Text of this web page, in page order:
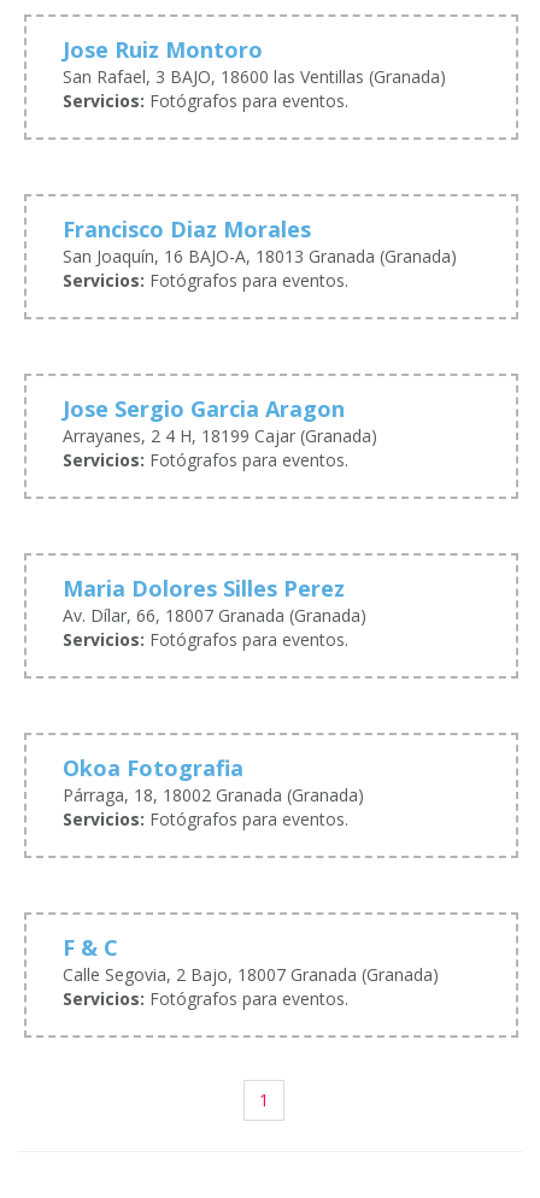
Jose Ruiz Montoro
San Rafael, 3 BAJO, 18600 las Ventillas (Granada)
Servicios: Fotógrafos para eventos.
Francisco Diaz Morales
San Joaquín, 16 BAJO-A, 18013 Granada (Granada)
Servicios: Fotógrafos para eventos.
Jose Sergio Garcia Aragon
Arrayanes, 2 4 H, 18199 Cajar (Granada)
Servicios: Fotógrafos para eventos.
Maria Dolores Silles Perez
Av. Dílar, 66, 18007 Granada (Granada)
Servicios: Fotógrafos para eventos.
Okoa Fotografia
Párraga, 18, 18002 Granada (Granada)
Servicios: Fotógrafos para eventos.
F & C
Calle Segovia, 2 Bajo, 18007 Granada (Granada)
Servicios: Fotógrafos para eventos.
1